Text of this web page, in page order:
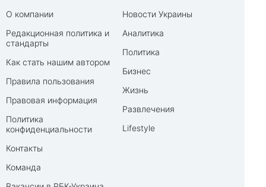
О компании
Редакционная политика и
стандарты
Как стать нашим автором
Правила пользования
Правовая информация
Политика
конфиденциальности
Контакты
Команда
Новости Украины
Аналитика
Политика
Бизнес
Жизнь
Развлечения
Lifestyle